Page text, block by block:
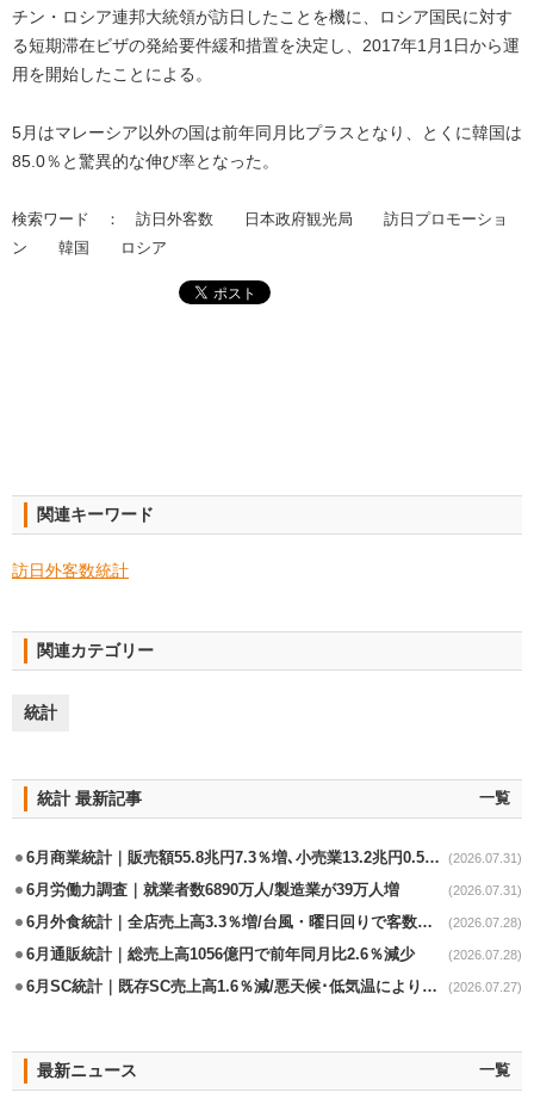
チン・ロシア連邦大統領が訪日したことを機に、ロシア国民に対す
る短期滞在ビザの発給要件緩和措置を決定し、2017年1月1日から運
用を開始したことによる。
5月はマレーシア以外の国は前年同月比プラスとなり、とくに韓国は
85.0％と驚異的な伸び率となった。
検索ワード ： 訪日外客数 日本政府観光局 訪日プロモーショ
ン 韓国 ロシア
関連キーワード
訪日外客数統計
関連カテゴリー
統計
統計 最新記事 一覧
6月商業統計｜販売額55.8兆円7.3％増､小売業13.2兆円0.5％増 (2026.07.31)
6月労働力調査｜就業者数6890万人/製造業が39万人増 (2026.07.31)
6月外食統計｜全店売上高3.3％増/台風・曜日回りで客数失速も単価上昇が下支え (2026.07.28)
6月通販統計｜総売上高1056億円で前年同月比2.6％減少 (2026.07.28)
6月SC統計｜既存SC売上高1.6％減/悪天候･低気温により夏物不振 (2026.07.27)
最新ニュース 一覧